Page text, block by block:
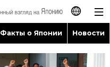
日本語
English
Факты о Японии Новости